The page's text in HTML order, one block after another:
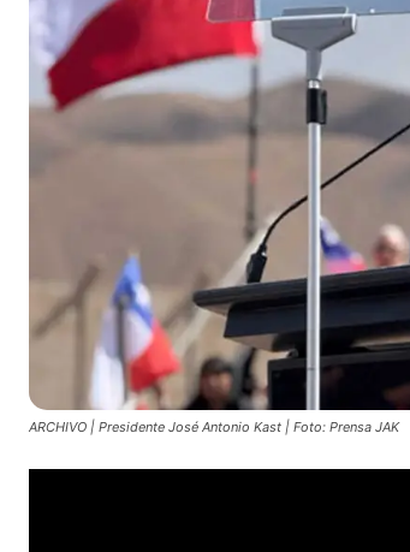
ARCHIVO | Presidente José Antonio Kast | Foto: Prensa JAK